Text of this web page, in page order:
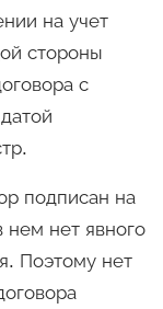
на учет
стороны
с
подписан на
нет явного
Поэтому нет